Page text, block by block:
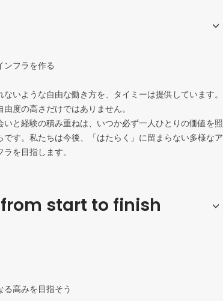
フラを作る
いような自由な働き方を、タイミーは提供しています。
度の高さだけではありません。
と経験の積み重ねは、いつか必ず一人ひとりの価値を照
す。私たちは今後、「はたらく」に留まらない多様なア
を目指します。
start to finish
高みを目指そう